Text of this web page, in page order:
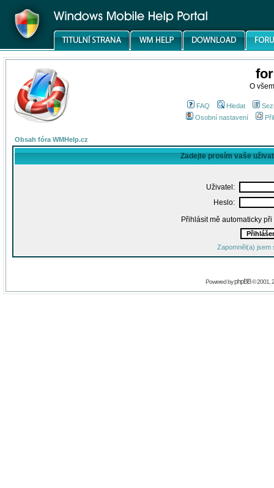
O
FAQ Hledat
Osobní nastavení
Obsah fóra WMHelp.cz
Zadejte prosím vaše
Uživatel:
Heslo:
Přihlásit mě automaticky
Zapomněl(a) jsem
Powered byphpBB© 2001,